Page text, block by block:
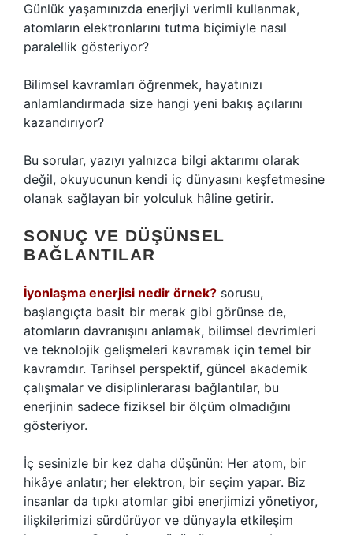
Günlük yaşamınızda enerjiyi verimli kullanmak,
atomların elektronlarını tutma biçimiyle nasıl
paralellik gösteriyor?
Bilimsel kavramları öğrenmek, hayatınızı
anlamlandırmada size hangi yeni bakış açılarını
kazandırıyor?
Bu sorular, yazıyı yalnızca bilgi aktarımı olarak
değil, okuyucunun kendi iç dünyasını keşfetmesine
olanak sağlayan bir yolculuk hâline getirir.
SONUÇ VE DÜŞÜNSEL
BAĞLANTILAR
İyonlaşma enerjisi nedir örnek? sorusu,
başlangıçta basit bir merak gibi görünse de,
atomların davranışını anlamak, bilimsel devrimleri
ve teknolojik gelişmeleri kavramak için temel bir
kavramdır. Tarihsel perspektif, güncel akademik
çalışmalar ve disiplinlerarası bağlantılar, bu
enerjinin sadece fiziksel bir ölçüm olmadığını
gösteriyor.
İç sesinizle bir kez daha düşünün: Her atom, bir
hikâye anlatır; her elektron, bir seçim yapar. Biz
insanlar da tıpkı atomlar gibi enerjimizi yönetiyor,
ilişkilerimizi sürdürüyor ve dünyayla etkileşim